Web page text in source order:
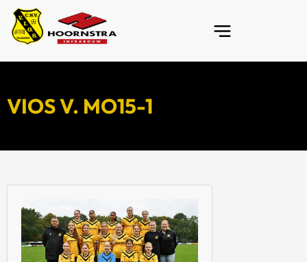
VIOS V. MO15-1